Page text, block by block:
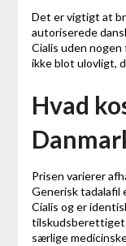
Det er vigtigt at
autoriserede
Cialis uden
ikke blot ulovligt,
Hvad
Prisen varierer
Generisk tadalafil
Cialis og er
tilskudsberettiget
særlige